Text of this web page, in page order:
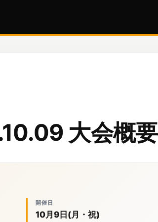
大会概要
開催日
10月9日(月・祝)